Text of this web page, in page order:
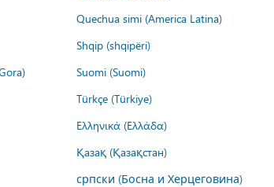
Quechua simi (America Latina)
Shqip (shqipëri)
Suomi (Suomi)
Türkçe (Türkiye)
Ελληνικά (Ελλάδα)
Қазақ (Қазақстан)
српски (Босна и Херцеговина)